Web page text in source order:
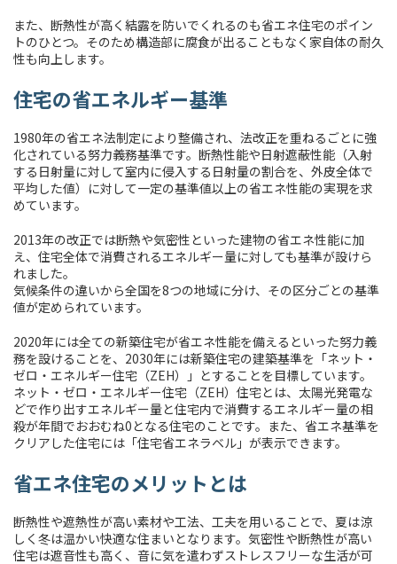
また、断熱性が高く結露を防いでくれるのも省エネ住宅のポイン
トのひとつ。そのため構造部に腐食が出ることもなく家自体の耐久
性も向上します。
住宅の省エネルギー基準
1980年の省エネ法制定により整備され、法改正を重ねるごとに強
化されている努力義務基準です。断熱性能や日射遮蔽性能（入射
する日射量に対して室内に侵入する日射量の割合を、外皮全体で
平均した値）に対して一定の基準値以上の省エネ性能の実現を求
めています。
2013年の改正では断熱や気密性といった建物の省エネ性能に加
え、住宅全体で消費されるエネルギー量に対しても基準が設けら
れました。
気候条件の違いから全国を8つの地域に分け、その区分ごとの基準
値が定められています。
2020年には全ての新築住宅が省エネ性能を備えるといった努力義
務を設けることを、2030年には新築住宅の建築基準を「ネット・
ゼロ・エネルギー住宅（ZEH）」とすることを目標しています。
ネット・ゼロ・エネルギー住宅（ZEH）住宅とは、太陽光発電な
どで作り出すエネルギー量と住宅内で消費するエネルギー量の相
殺が年間でおおむね0となる住宅のことです。また、省エネ基準を
クリアした住宅には「住宅省エネラベル」が表示できます。
省エネ住宅のメリットとは
断熱性や遮熱性が高い素材や工法、工夫を用いることで、夏は涼
しく冬は温かい快適な住まいとなります。気密性や断熱性が高い
住宅は遮音性も高く、音に気を遣わずストレスフリーな生活が可